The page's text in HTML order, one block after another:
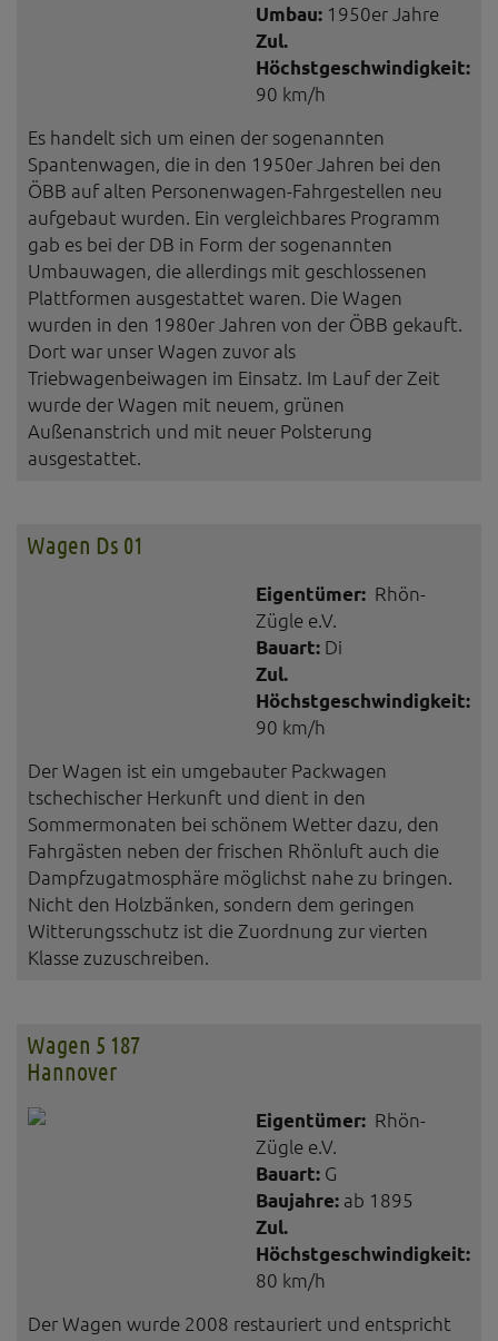
Umbau: 1950er Jahre
Zul.
Höchstgeschwindigkeit:
90 km/h
Es handelt sich um einen der sogenannten
Spantenwagen, die in den 1950er Jahren bei den
ÖBB auf alten Personenwagen-Fahrgestellen neu
aufgebaut wurden. Ein vergleichbares Programm
gab es bei der DB in Form der sogenannten
Umbauwagen, die allerdings mit geschlossenen
Plattformen ausgestattet waren. Die Wagen
wurden in den 1980er Jahren von der ÖBB gekauft.
Dort war unser Wagen zuvor als
Triebwagenbeiwagen im Einsatz. Im Lauf der Zeit
wurde der Wagen mit neuem, grünen
Außenanstrich und mit neuer Polsterung
ausgestattet.
Wagen Ds 01
Eigentümer: Rhön-
Zügle e.V.
Bauart: Di
Zul.
Höchstgeschwindigkeit:
90 km/h
Der Wagen ist ein umgebauter Packwagen
tschechischer Herkunft und dient in den
Sommermonaten bei schönem Wetter dazu, den
Fahrgästen neben der frischen Rhönluft auch die
Dampfzugatmosphäre möglichst nahe zu bringen.
Nicht den Holzbänken, sondern dem geringen
Witterungsschutz ist die Zuordnung zur vierten
Klasse zuzuschreiben.
Wagen 5 187
Hannover
Eigentümer: Rhön-
Zügle e.V.
Bauart: G
Baujahre: ab 1895
Zul.
Höchstgeschwindigkeit:
80 km/h
Der Wagen wurde 2008 restauriert und entspricht